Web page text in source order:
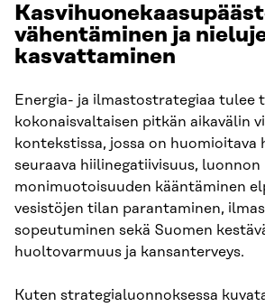
vähentäminen ja
kasvattaminen
Energia- ja ilmastostrategiaa tulee
kokonaisvaltaisen pitkän aikavälin
kontekstissa, jossa on
seuraava hiilinegatiivisuus, luonnon
monimuotoisuuden kääntäminen
vesistöjen tilan parantaminen,
sopeutuminen sekä Suomen
huoltovarmuus ja kansanterveys.
Kuten strategialuonnoksessa